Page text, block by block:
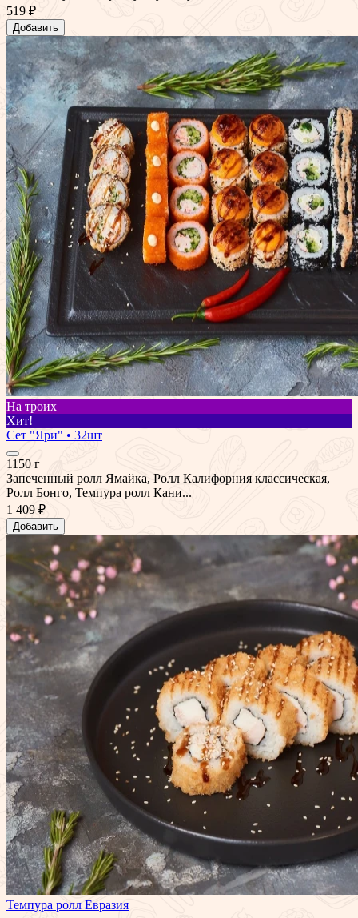
519 ₽
Добавить
На троих
Хит!
Сет "Яри" • 32шт
1150 г
Запеченный ролл Ямайка, Ролл Калифорния классическая,
Ролл Бонго, Темпура ролл Кани...
1 409 ₽
Добавить
Темпура ролл Евразия